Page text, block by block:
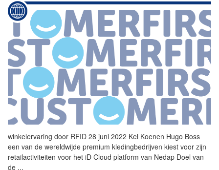
winkelervaring door RFID 28 juni 2022 Kel Koenen Hugo Boss
een van de wereldwijde premium kledingbedrijven kiest voor zijn
retailactiviteiten voor het iD Cloud platform van Nedap Doel van
de ...